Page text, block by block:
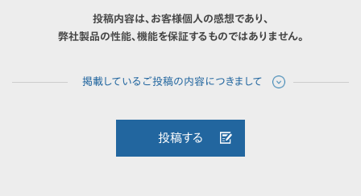
投稿内容は、お客様個人の感想であり、
弊社製品の性能、機能を保証するものではありません。
投稿する